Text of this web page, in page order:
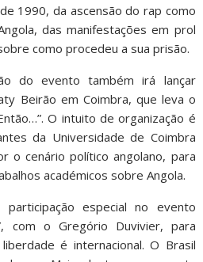
1990, da ascensão do rap como
das manifestações em prol
como procedeu a sua prisão.
do evento também irá lançar
Beirão em Coimbra, que leva o
O intuito de organização é
da Universidade de Coimbra
o cenário político angolano, para
académicos sobre Angola.
especial no evento
com o Gregório Duvivier, para
é internacional. O Brasil